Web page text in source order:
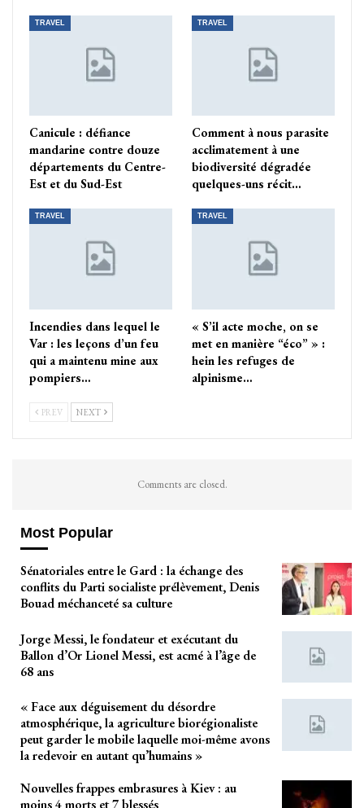
TRAVEL
Canicule : défiance
mandarine contre douze
départements du Centre-
Est et du Sud-Est
TRAVEL
Comment à nous parasite
acclimatement à une
biodiversité dégradée
quelques-uns récit…
TRAVEL
Incendies dans lequel le
Var : les leçons d’un feu
qui a maintenu mine aux
pompiers…
TRAVEL
« S’il acte moche, on se
met en manière “éco” » :
hein les refuges de
alpinisme…
PREV NEXT
Comments are closed.
Most Popular
Sénatoriales entre le Gard : la échange des
conflits du Parti socialiste prélèvement, Denis
Bouad méchanceté sa culture
Jorge Messi, le fondateur et exécutant du
Ballon d’Or Lionel Messi, est acmé à l’âge de
68 ans
« Face aux déguisement du désordre
atmosphérique, la agriculture biorégionaliste
peut garder le mobile laquelle moi-même avons
la redevoir en autant qu’humains »
Nouvelles frappes embrasures à Kiev : au
moins 4 morts et 7 blessés